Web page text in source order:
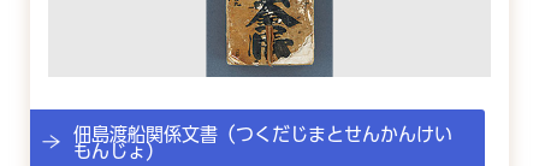
佃島渡船関係文書（つくだじまとせんかんけい
もんじょ）